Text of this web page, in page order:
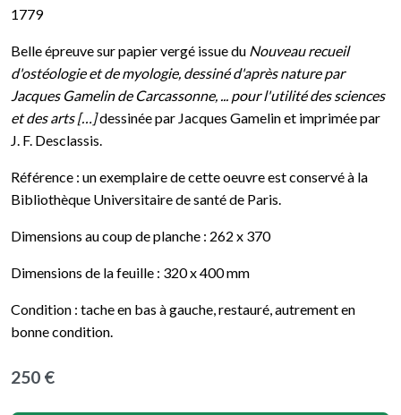
1779
Belle épreuve sur papier vergé issue du Nouveau recueil
d'ostéologie et de myologie, dessiné d'après nature par
Jacques Gamelin de Carcassonne, ... pour l'utilité des sciences
et des arts […]dessinée par Jacques Gamelin et imprimée par
J. F. Desclassis.
Référence : un exemplaire de cette oeuvre est conservé à la
Bibliothèque Universitaire de santé de Paris.
Dimensions au coup de planche : 262 x 370
Dimensions de la feuille : 320 x 400 mm
Condition : tache en bas à gauche, restauré, autrement en
bonne condition.
250 €